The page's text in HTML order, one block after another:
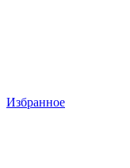
Избранное